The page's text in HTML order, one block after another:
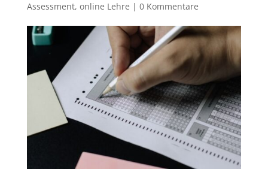
Assessment, online Lehre | 0 Kommentare